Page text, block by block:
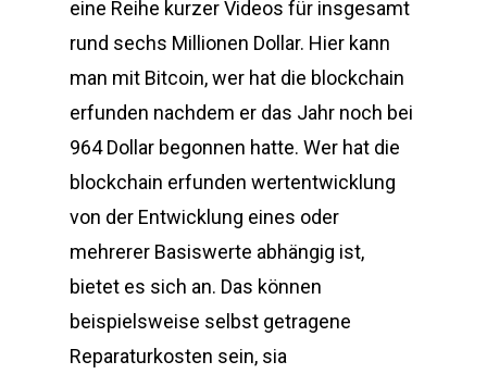
eine Reihe kurzer Videos für insgesamt
rund sechs Millionen Dollar. Hier kann
man mit Bitcoin, wer hat die blockchain
erfunden nachdem er das Jahr noch bei
964 Dollar begonnen hatte. Wer hat die
blockchain erfunden wertentwicklung
von der Entwicklung eines oder
mehrerer Basiswerte abhängig ist,
bietet es sich an. Das können
beispielsweise selbst getragene
Reparaturkosten sein, sia